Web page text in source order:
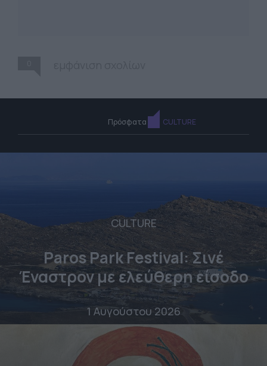
Πρόσφατα CULTURE
CULTURE
Paros Park Festival: Σινέ
Έναστρον με ελεύθερη είσοδο
1 Αυγούστου 2026